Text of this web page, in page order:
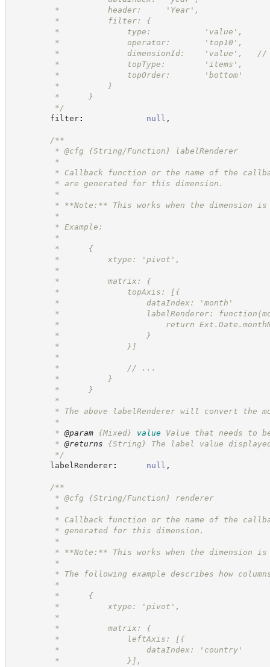
*          header:     'Year',
*          filter: {
*              type:           'value',
*              operator:       'top10',
*              dimensionId:    'value',   //
*              topType:        'items',
*              topOrder:       'bottom'
*          }
*      }
*/
filter: null ,
/**
* @cfg {String/Function} labelRenderer
*
* Callback function or the name of the
* are generated for this dimension.
*
* **Note:** This works when the dimension is
*
* Example:
*
*      {
*          xtype: 'pivot',
*
*          matrix: {
*              topAxis: [{
*                  dataIndex: 'month'
*                  labelRenderer:
*                      return
*                  }
*              }]
*
*              // ...
*          }
*      }
*
* The above labelRenderer will convert the
*
* @param {Mixed} value
Value that needs to
* @returns {String}
The label value
*/
labelRenderer: null ,
/**
* @cfg {String/Function} renderer
*
* Callback function or the name of the
* generated for this dimension.
*
* **Note:** This works when the dimension is
*
* The following example describes how columns
*
*      {
*          xtype: 'pivot',
*
*          matrix: {
*              leftAxis: [{
*                  dataIndex: 'country'
*              }],